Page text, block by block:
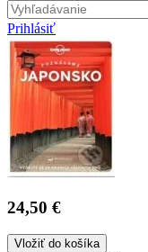
Prihlásiť
24,50 €
Vložiť do košíka